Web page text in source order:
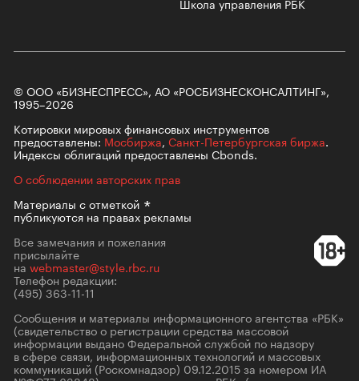
© ООО «БИЗНЕСПРЕСС», АО «РОСБИЗНЕСКОНСАЛТИНГ»,
1995–2026
Котировки мировых финансовых инструментов
предоставлены: Мосбиржа, Санкт-Петербургская биржа.
Индексы облигаций предоставлены Cbonds.
О соблюдении авторских прав
Материалы сотметкой
публикуются на правах рекламы
Все замечания и пожелания
присылайте
на webmaster@style.rbc.ru
Телефон редакции:
(495) 363-11-11
Сообщения и материалы информационного агентства «РБК»
(свидетельство о регистрации средства массовой
информации выдано Федеральной службой по надзору
в сфере связи, информационных технологий и массовых
коммуникаций (Роскомнадзор) 09.12.2015 за номером ИА